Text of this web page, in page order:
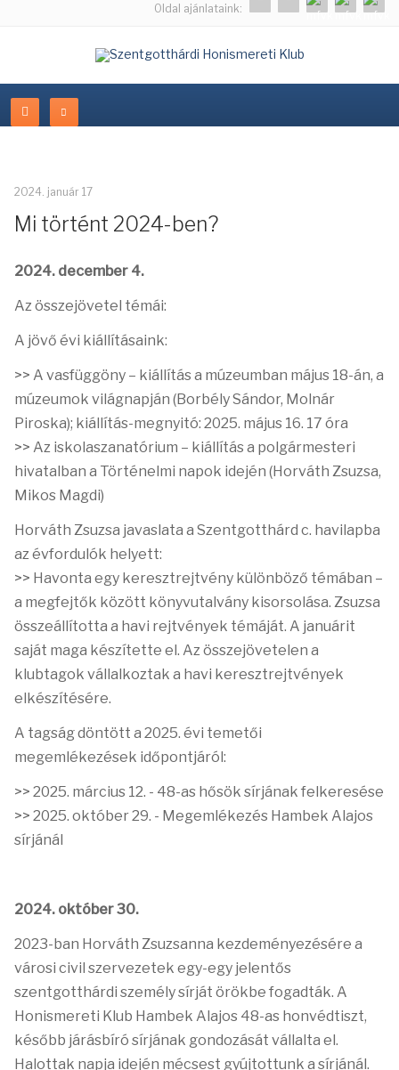
Oldal ajánlataink:
2024. január 17
Mi történt 2024-ben?
2024. december 4.
Az összejövetel témái:
A jövő évi kiállításaink:
>> A vasfüggöny – kiállítás a múzeumban május 18-án, a
múzeumok világnapján (Borbély Sándor, Molnár
Piroska); kiállítás-megnyitó: 2025. május 16. 17 óra
>> Az iskolaszanatórium – kiállítás a polgármesteri
hivatalban a Történelmi napok idején (Horváth Zsuzsa,
Mikos Magdi)
Horváth Zsuzsa javaslata a Szentgotthárd c. havilapba
az évfordulók helyett:
>> Havonta egy keresztrejtvény különböző témában –
a megfejtők között könyvutalvány kisorsolása. Zsuzsa
összeállította a havi rejtvények témáját. A januárit
saját maga készítette el. Az összejövetelen a
klubtagok vállalkoztak a havi keresztrejtvények
elkészítésére.
A tagság döntött a 2025. évi temetői
megemlékezések időpontjáról:
>> 2025. március 12. - 48-as hősök sírjának felkeresése
>> 2025. október 29. - Megemlékezés Hambek Alajos
sírjánál
2024. október 30.
2023-ban Horváth Zsuzsanna kezdeményezésére a
városi civil szervezetek egy-egy jelentős
szentgotthárdi személy sírját örökbe fogadták. A
Honismereti Klub Hambek Alajos 48-as honvédtiszt,
később járásbíró sírjának gondozását vállalta el.
Halottak napja idején mécsest gyújtottunk a sírjánál.